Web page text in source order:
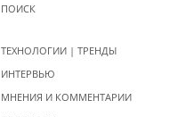
ПОИСК
ТЕХНОЛОГИИ | ТРЕНДЫ
ИНТЕРВЬЮ
МНЕНИЯ И КОММЕНТАРИИ